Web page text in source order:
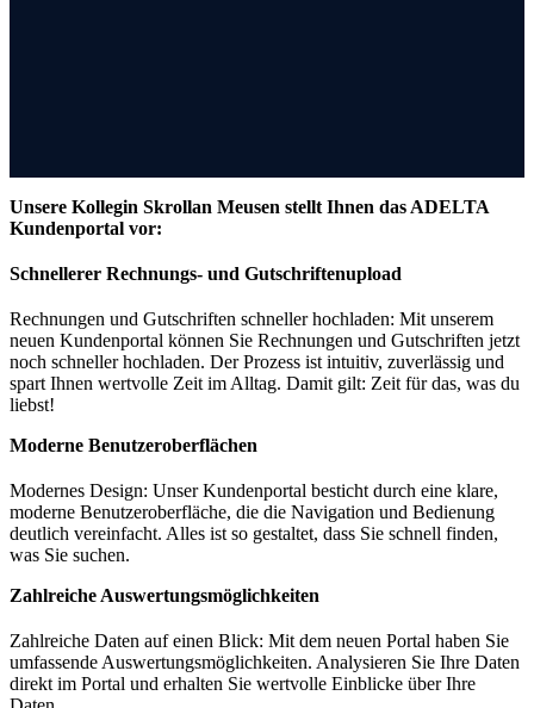
Vorstellung des neuen ADELTA
Kundenportals
Unsere Kollegin Skrollan Meusen stellt Ihnen das ADELTA
Kundenportal vor:
Schnellerer Rechnungs- und Gutschriftenupload
Rechnungen und Gutschriften schneller hochladen: Mit unserem
neuen Kundenportal können Sie Rechnungen und Gutschriften jetzt
noch schneller hochladen. Der Prozess ist intuitiv, zuverlässig und
spart Ihnen wertvolle Zeit im Alltag. Damit gilt: Zeit für das, was du
liebst!
Moderne Benutzeroberflächen
Modernes Design: Unser Kundenportal besticht durch eine klare,
moderne Benutzeroberfläche, die die Navigation und Bedienung
deutlich vereinfacht. Alles ist so gestaltet, dass Sie schnell finden,
was Sie suchen.
Zahlreiche Auswertungsmöglichkeiten
Zahlreiche Daten auf einen Blick: Mit dem neuen Portal haben Sie
umfassende Auswertungsmöglichkeiten. Analysieren Sie Ihre Daten
direkt im Portal und erhalten Sie wertvolle Einblicke über Ihre